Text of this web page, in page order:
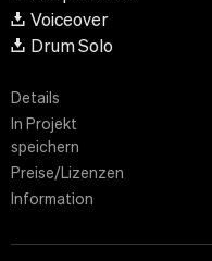
Voiceover
Drum Solo
Details
In Projekt
speichern
Preise/Lizenzen
Information